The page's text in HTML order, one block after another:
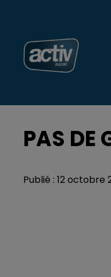
PAS DE
Publié : 12 octobre